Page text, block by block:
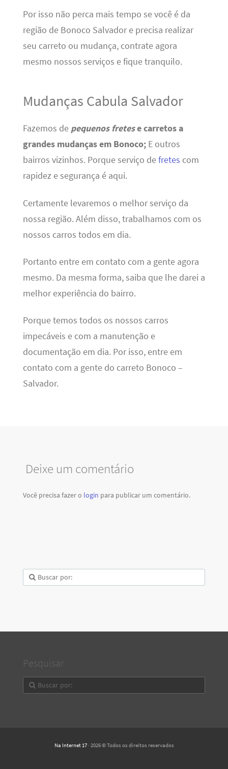
Por isso não perca mais tempo se você é da
região de Bonoco Salvador e precisa realizar
seu carreto ou mudança, contrate agora
mesmo nossos serviços e fique tranquilo.
Mudanças Cabula Salvador
Fazemos de pequenos fretese carretos a
grandes mudanças em Bonoco;E outros
bairros vizinhos. Porque serviço defretes com
rapidez e segurança é aqui.
Certamente levaremos o melhor serviço da
nossa região. Além disso, trabalhamos com os
nossos carros todos em dia.
Portanto entre em contato com a gente agora
mesmo. Da mesma forma, saiba que lhe darei a
melhor experiência do bairro.
Porque temos todos os nossos carros
impecáveis e com a manutenção e
documentação em dia. Por isso, entre em
contato com a gente do carreto Bonoco –
Salvador.
Deixe um comentário
Você precisa fazer o login para publicar um comentário.
Pesquisar
Na Internet 17· 2026 © Todos os direitos reservados